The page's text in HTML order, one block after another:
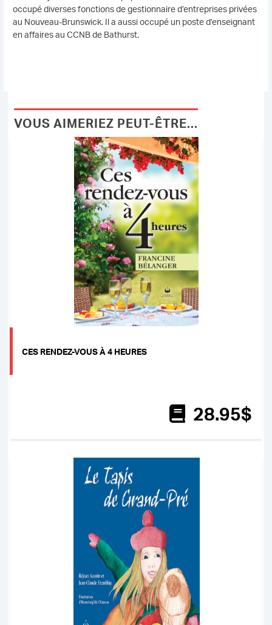
occupé diverses fonctions de gestionnaire d’entreprises privées
au Nouveau-Brunswick. Il a aussi occupé un poste d’enseignant
en affaires au CCNB de Bathurst.
VOUS AIMERIEZ PEUT-ÊTRE...
CES RENDEZ-VOUS À 4 HEURES
28.95$